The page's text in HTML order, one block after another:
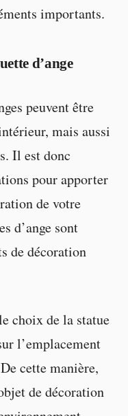
importants.
d’ange
peuvent être
mais aussi
Il est donc
pour apporter
de votre
d’ange sont
de décoration
choix de la statue
l’emplacement
cette manière,
de décoration